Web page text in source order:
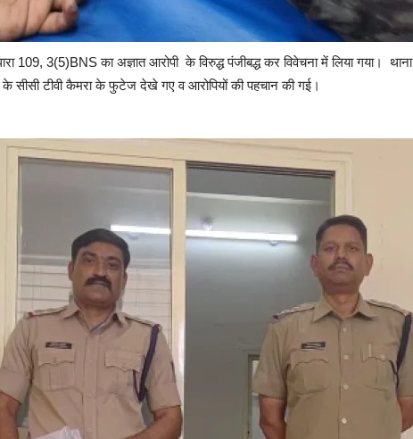
109, 3(5)BNS का अज्ञात आरोपी के विरुद्ध पंजीबद्ध कर विवेचना में लिया गया। थाना
सीसी टीवी कैमरा के फुटेज देखे गए व आरोपियों की पहचान की गई।